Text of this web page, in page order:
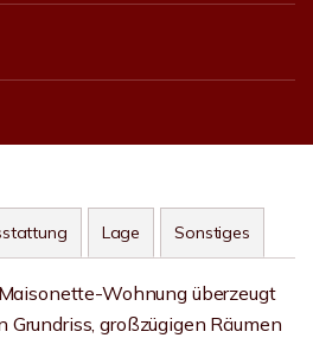
Lage Sonstiges
Wohnung überzeugt
großzügigen Räumen